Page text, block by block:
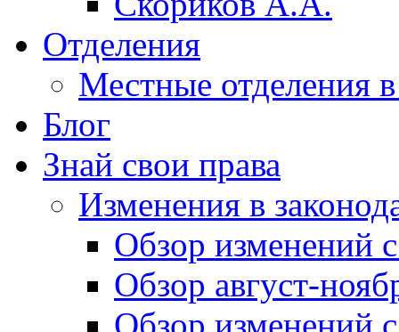
Отделения
Местные отделения
Блог
Знай свои права
Изменения в
Обзор изменений
Обзор август-
Обзор изменений